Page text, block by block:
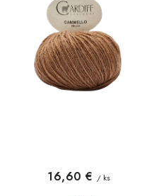
16,60 € / ks